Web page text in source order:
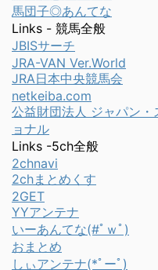
馬団子◎あんてな
Links - 競馬全般
JBISサーチ
JRA-VAN Ver.World
JRA日本中央競馬会
netkeiba.com
公益財団法人 ジャパン
ョナル
Links -5ch全般
2chnavi
2chまとめくす
2GET
YYアンテナ
いーあんてな(#ﾟｗﾟ)
おまとめ
しぃアンテナ(*ﾟーﾟ)